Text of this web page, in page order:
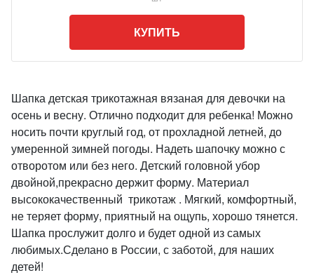
КУПИТЬ
Шапка детская трикотажная вязаная для девочки на
осень и весну. Отлично подходит для ребенка! Можно
носить почти круглый год, от прохладной летней, до
умеренной зимней погоды. Надеть шапочку можно с
отворотом или без него. Детский головной убор
двойной,прекрасно держит форму. Материал
высококачественный трикотаж . Мягкий, комфортный,
не теряет форму, приятный на ощупь, хорошо тянется.
Шапка прослужит долго и будет одной из самых
любимых.Сделано в России, с заботой, для наших
детей!